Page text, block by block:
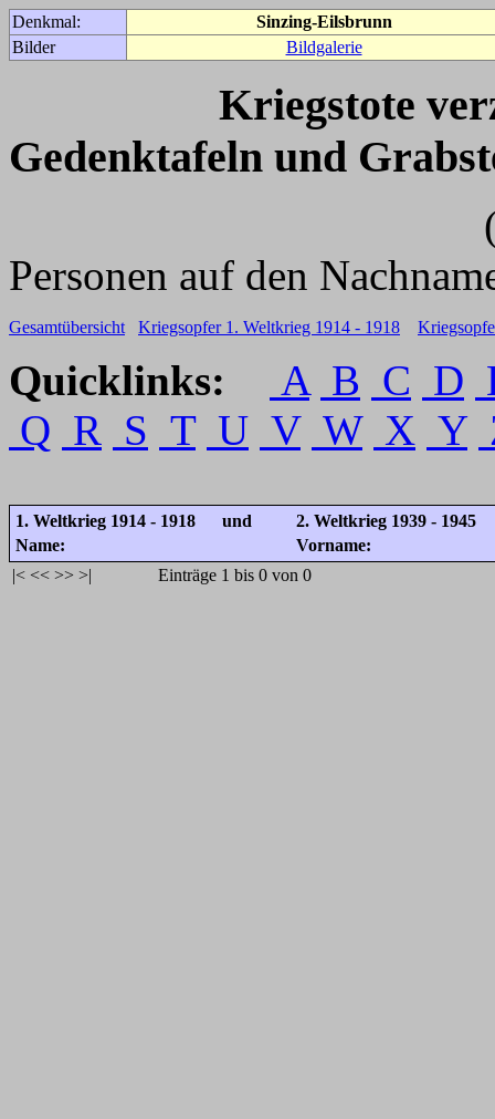
Denkmal:
Sinzing-Eilsbrunn
Bilder
Bildgalerie
Kriegstote
Gedenktafeln und
(Für weitere
Personen auf den
Gesamtübersicht Kriegsopfer 1. Weltkrieg 1914 - 1918
Quicklinks: A B C D
Q R S T U V W X Y
1. Weltkrieg 1914 - 1918 und
2. Weltkrieg 1939 - 1945
Name:
Vorname:
|< << >> >| Einträge 1 bis 0 von 0